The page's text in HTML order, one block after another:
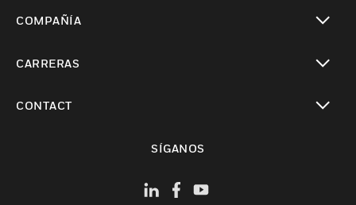
COMPAÑÍA
CARRERAS
CONTACT
SÍGANOS